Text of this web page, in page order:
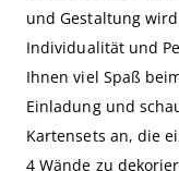
und Gestaltung
Individualität und
Ihnen viel Spaß
Einladung und
Kartensets an, die
4 Wände zu